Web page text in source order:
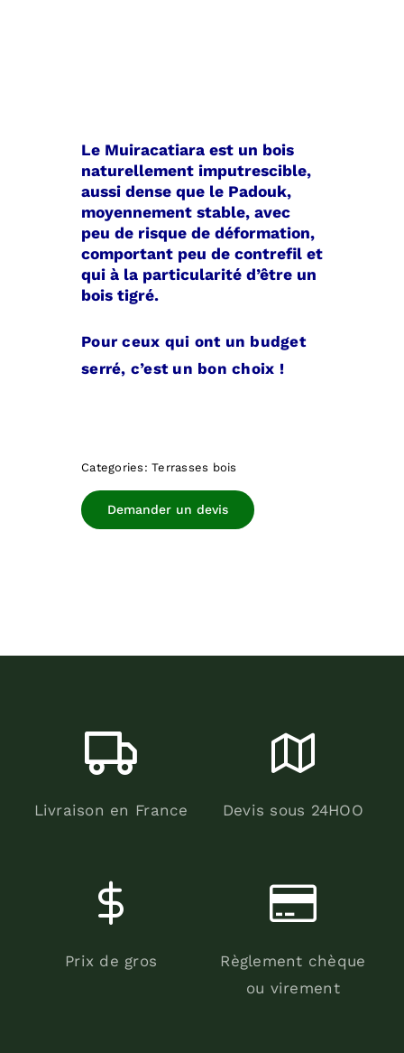
Le Muiracatiara est un bois
naturellement imputrescible,
aussi dense que le Padouk,
moyennement stable, avec
peu de risque de déformation,
comportant peu de contrefil et
qui à la particularité d’être un
bois tigré.
Pour ceux qui ont un budget
serré, c’est un bon choix !
Categories:Terrasses bois
Demander un devis
Livraison en France Devis sous 24HOO
Prix de gros
Règlement chèque
ou virement